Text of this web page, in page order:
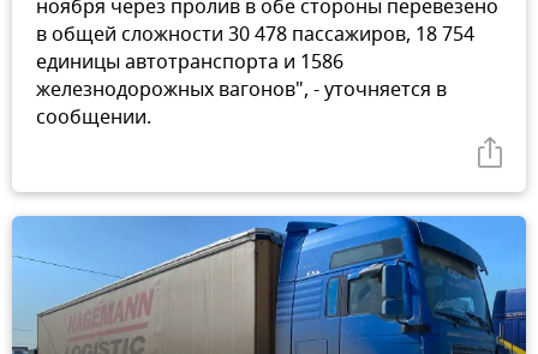
ноября через пролив в обе стороны перевезено
в общей сложности 30 478 пассажиров, 18 754
единицы автотранспорта и 1586
железнодорожных вагонов", - уточняется в
сообщении.